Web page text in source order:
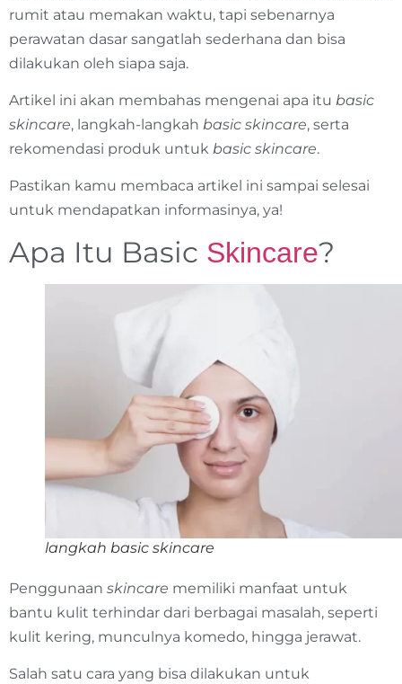
rumit atau memakan waktu, tapi sebenarnya
perawatan dasar sangatlah sederhana dan bisa
dilakukan oleh siapa saja.
Artikel ini akan membahas mengenai apa itu basic
skincare, langkah-langkah basic skincare, serta
rekomendasi produk untuk basic skincare.
Pastikan kamu membaca artikel ini sampai selesai
untuk mendapatkan informasinya, ya!
Apa Itu Basic Skincare?
langkah basic skincare
Penggunaan skincare memiliki manfaat untuk
bantu kulit terhindar dari berbagai masalah, seperti
kulit kering, munculnya komedo, hingga jerawat.
Salah satu cara yang bisa dilakukan untuk